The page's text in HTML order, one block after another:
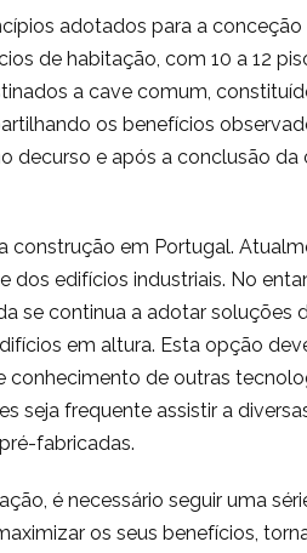
adotados para a
de habitação, com 10 a 12
a cave comum,
os benefícios
decurso e após a conclusão da
construção em Portugal.
dos edifícios industriais. No
se continua a adotar soluções
em altura. Esta opção
de outras
seja frequente assistir a
fabricadas.
é necessário seguir uma
os seus benefícios,